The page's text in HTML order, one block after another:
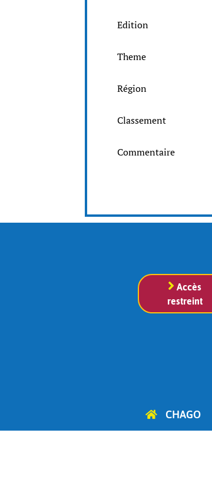
Edition
Theme
Région
Classement
Commentaire
Accès
restreint
CHAGO